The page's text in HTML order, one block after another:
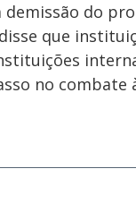
do
que
no combate